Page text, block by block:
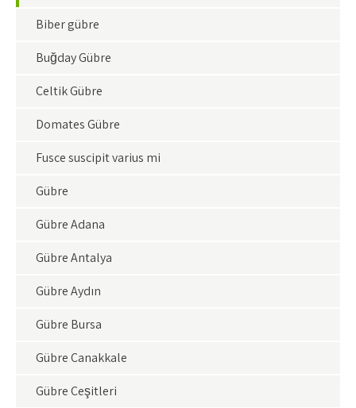
Biber gübre
Buğday Gübre
Çeltik Gübre
Domates Gübre
Fusce suscipit varius mi
Gübre
Gübre Adana
Gübre Antalya
Gübre Aydın
Gübre Bursa
Gübre Çanakkale
Gübre Çeşitleri